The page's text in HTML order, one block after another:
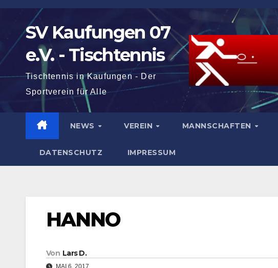
Zum
springenSV Kaufungen 07
e.V. - Tischtennis
Tischtennis in Kaufungen - Der
Sportverein für Alle
NEWS VEREIN MANNSCHAFTEN
DATENSCHUTZ IMPRESSUM
HANNO
Von Lars D.